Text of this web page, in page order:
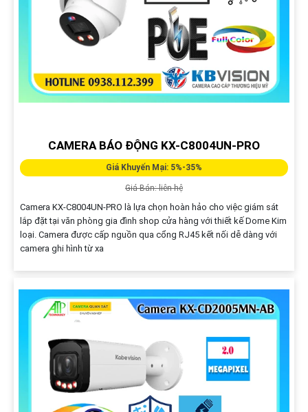
CAMERA BÁO ĐỘNG KX-C8004UN-PRO
Giá Khuyến Mại: 5%-35%
Giá Bán: liên hệ
Camera KX-C8004UN-PRO là lựa chọn hoàn hảo cho việc giám sát
lắp đặt tại văn phòng gia đình shop cửa hàng với thiết kế Dome Kim
loại. Camera được cấp nguồn qua cổng RJ45 kết nối dễ dàng với
camera ghi hình từ xa